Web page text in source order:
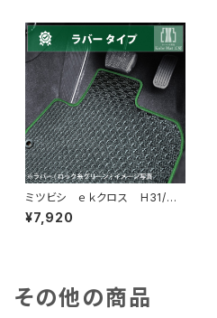
ミツビシ ｅｋクロス H31/
3〜 B30系 フロアマット一
式 カーマット 防水 ラバー
¥7,920
その他の商品